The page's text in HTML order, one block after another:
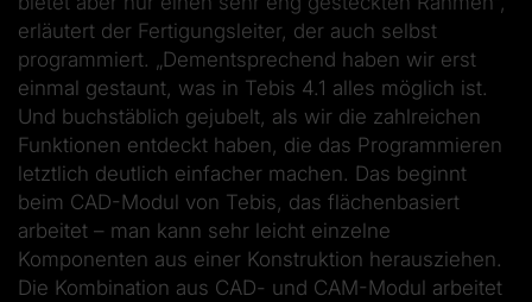
erläutert der Fertigungsleiter, der auch selbst
programmiert. „Dementsprechend haben wir erst
einmal gestaunt, was in Tebis 4.1 alles möglich ist.
Und buchstäblich gejubelt, als wir die zahlreichen
Funktionen entdeckt haben, die das Programmieren
letztlich deutlich einfacher machen. Das beginnt
beim CAD-Modul von Tebis, das flächenbasiert
arbeitet – man kann sehr leicht einzelne
Komponenten aus einer Konstruktion herausziehen.
Die Kombination aus CAD- und CAM-Modul arbeitet